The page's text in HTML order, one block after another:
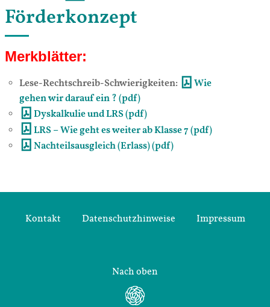
Förderkonzept
Merkblätter:
Lese-Rechtschreib-Schwierigkeiten:
Wie
gehen wir darauf ein ? (pdf)
Dyskalkulie und LRS (pdf)
LRS – Wie geht es weiter ab Klasse 7 (pdf)
Nachteilsausgleich (Erlass) (pdf)
Kontakt Datenschutzhinweise Impressum
Nach oben